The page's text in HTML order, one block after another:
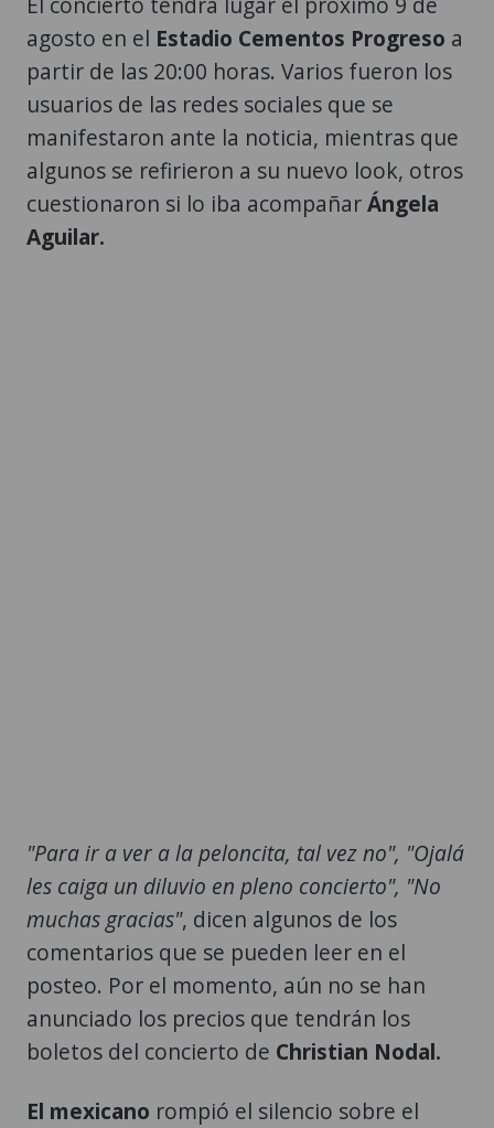
agosto en el Estadio Cementos Progreso a
partir de las 20:00 horas. Varios fueron los
usuarios de las redes sociales que se
manifestaron ante la noticia, mientras que
algunos se refirieron a su nuevo look, otros
cuestionaron si lo iba acompañarÁngela
Aguilar.
"Para ir a ver a la peloncita, tal vez no", "Ojalá
les caiga un diluvio en pleno concierto", "No
muchas gracias", dicen algunos de los
comentarios que se pueden leer en el
posteo. Por el momento, aún no se han
anunciado los precios que tendrán los
boletos del concierto de Christian Nodal.
El mexicano rompió el silencio sobre el